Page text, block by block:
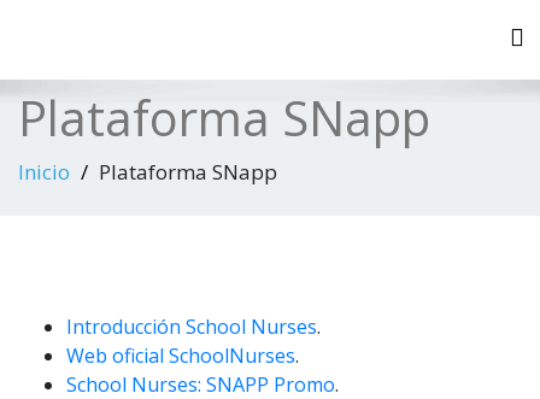
Plataforma SNapp
Inicio Plataforma SNapp
Introducción School Nurses.
Web oficial SchoolNurses.
School Nurses: SNAPP Promo.